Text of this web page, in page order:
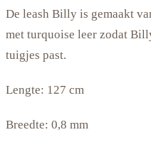
De leash Billy is gemaakt
met turquoise leer zodat
tuigjes past.
Lengte: 127 cm
Breedte: 0,8 mm